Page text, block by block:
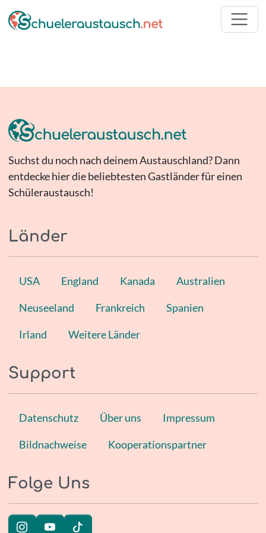
Suchst du noch nach deinem Austauschland? Dann
entdecke hier die beliebtesten Gastländer für einen
Schüleraustausch!
Länder
USA England Kanada Australien
Neuseeland Frankreich Spanien
Irland Weitere Länder
Support
Datenschutz Über uns Impressum
Bildnachweise Kooperationspartner
Folge Uns